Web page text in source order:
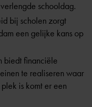
schooldag.
bij scholen zorgt
een gelijke kans op
biedt financiële
te realiseren waar
is komt er een